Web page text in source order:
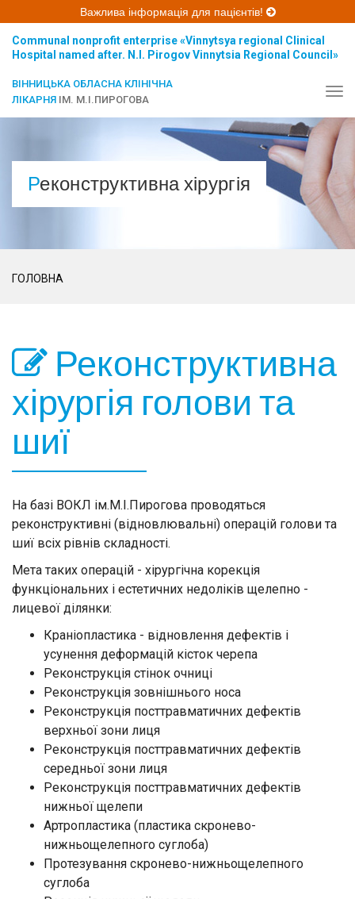
Важлива інформація для пацієнтів!
Communal nonprofit enterprise «Vinnytsya regional Clinical
Hospital named after. N.I. Pirogov Vinnytsia Regional Council»
ВІННИЦЬКА ОБЛАСНА КЛІНІЧНА
ЛІКАРНЯ ІМ. М.І.ПИРОГОВА
Реконструктивна хірургія
ГОЛОВНА
Реконструктивна
хірургія голови та
шиї
На базі ВОКЛ ім.М.І.Пирогова проводяться
реконструктивні (відновлювальні) операцій голови та
шиї всіх рівнів складності.
Мета таких операцій - хірургічна корекція
функціональних і естетичних недоліків щелепно -
лицевої ділянки:
Краніопластика - відновлення дефектів і
усунення деформацій кісток черепа
Реконструкція стінок очниці
Реконструкція зовнішнього носа
Реконструкція посттравматичних дефектів
верхньої зони лиця
Реконструкція посттравматичних дефектів
середньої зони лиця
Реконструкція посттравматичних дефектів
нижньої щелепи
Артропластика (пластика скронево-
нижньощелепного суглоба)
Протезування скронево-нижньощелепного
суглоба